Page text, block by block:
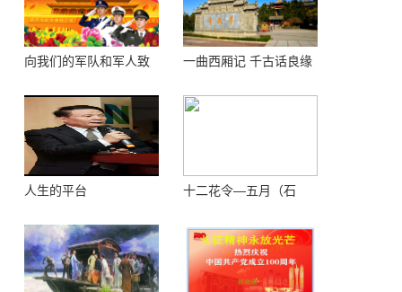
向我们的军队和军人致
一曲西厢记 千古话良缘
人生的平台
十二花令—五月（石